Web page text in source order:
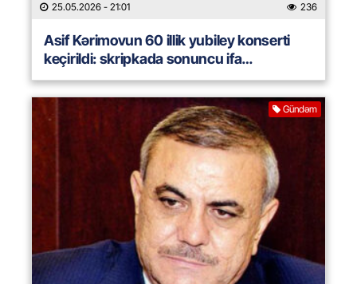
25.05.2026 - 21:01 236
Asif Kərimovun 60 illik yubiley konserti
keçirildi: skripkada sonuncu ifa…
Gündəm